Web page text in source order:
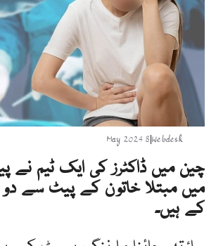
Webdesk
|
8 May 2024
چین میں ڈاکٹرز کی ایک ٹیم نے
میں مبتلا خاتون کے پیٹ سے دو
کے ہیں۔